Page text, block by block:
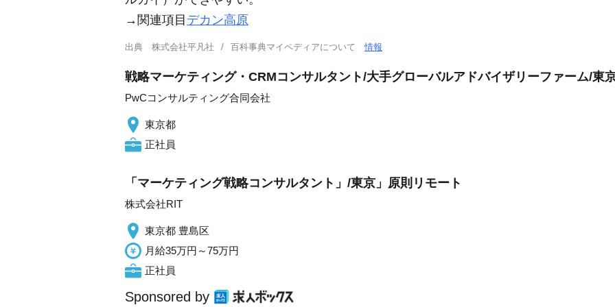
→関連項目 デカン高原
出典 株式会社平凡社 百科事典マイペディアについて情報
戦略マーケティング・CRMコンサルタント/大手グローバルアドバイザリーファーム/東
PwCコンサルティング合同会社
東京都
正社員
「マーケティング戦略コンサルタント」/東京」原則リモート
株式会社RIT
東京都 豊島区
月給35万円～75万円
正社員
Sponsored by